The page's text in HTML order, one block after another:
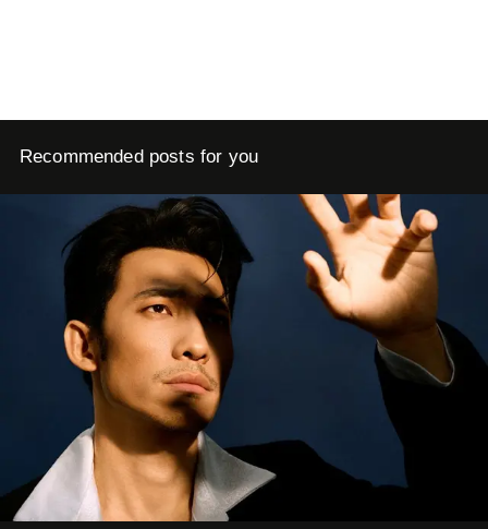
Recommended posts for you